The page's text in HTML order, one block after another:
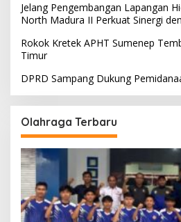
Jelang Pengembangan Lapangan
North Madura II Perkuat Sinergi
Rokok Kretek APHT Sumenep
Timur
DPRD Sampang Dukung
Olahraga Terbaru